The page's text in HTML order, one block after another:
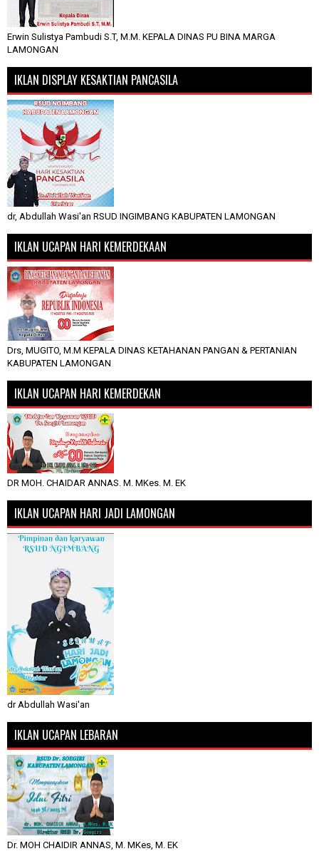
Erwin Sulistya Pambudi S.T, M.M. KEPALA DINAS PU BINA MARGA
LAMONGAN
IKLAN DISPLAY KESAKTIAN PANCASILA
dr, Abdullah Wasi'an RSUD INGIMBANG KABUPATEN LAMONGAN
IKLAN UCAPAN HARI KEMERDEKAAN
Drs, MUGITO, M.M KEPALA DINAS KETAHANAN PANGAN & PERTANIAN
KABUPATEN LAMONGAN
IKLAN UCAPAN HARI KEMERDEKAN
DR MOH. CHAIDAR ANNAS. M. MKes. M. EK
IKLAN UCAPAN HARI JADI LAMONGAN
dr Abdullah Wasi'an
IKLAN UCAPAN LEBARAN
Dr. MOH CHAIDIR ANNAS, M. MKes, M. EK